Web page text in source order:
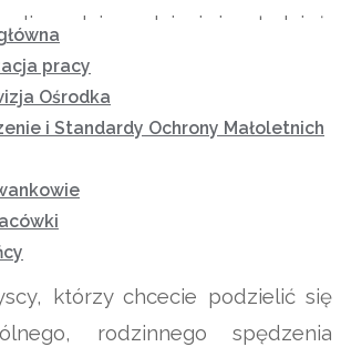
pracy
Ośrodka
i Standardy Ochrony Małoletnich
rodziny, dzieci i młodzież,
Szkolne Koła Caritas, Koła
Domy Pomocy Społecznej,
stowarzyszeń oraz osoby
włączenia się w wyjątkową akcję
pierników i podzielenia
którzy chcecie podzielić się
rodzinnego spędzenia